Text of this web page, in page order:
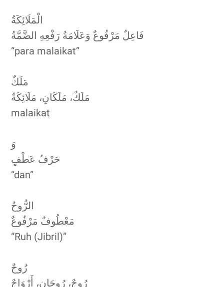
الْمَلَائِكَةُ
فَاعِلٌ مَرْفُوعٌ وَعَلَامَةُ رَفْعِهِ الضَّمَّةُ
“para malaikat”
مَلَكٌ
مَلَكٌ، مَلَكَانِ، مَلَائِكَةٌ
malaikat
وَ
حَرْفُ عَطْفٍ
“dan”
الرُّوحُ
مَعْطُوفٌ مَرْفُوعٌ
“Ruh (Jibril)”
رُوحٌ
رُوحٌ، رُوحَانِ، أَرْوَاحٌ